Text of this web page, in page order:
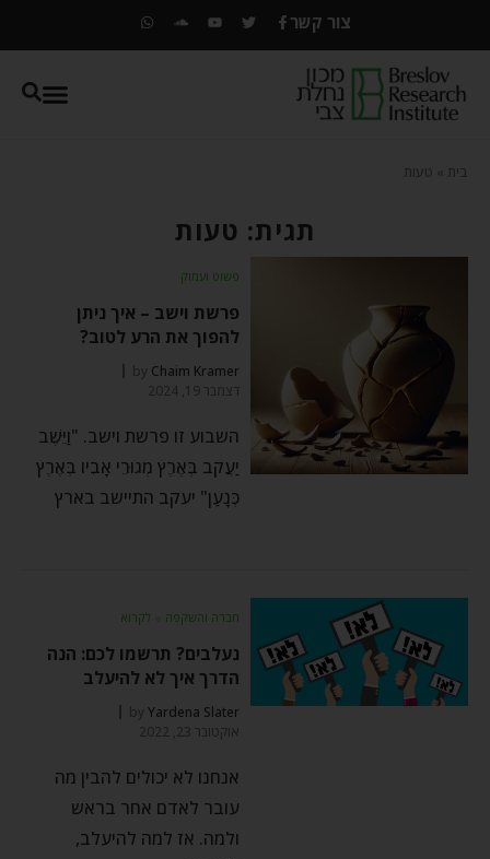
צור קשר
בית טעות
תגית: טעות
פשוט ועמוק
פרשת וישב – איך ניתן
להפוך את הרע לטוב?
by Chaim Kramer
דצמבר 19, 2024
השבוע זו פרשת וישב. "וַיֵּשֶׁב
יַעֲקֹב בְּאֶרֶץ מְגוּרֵי אָבִיו בְּאֶרֶץ
כְּנָעַן" יעקב התיישב בארץ
חברה והשקפה ⬦ לקרוא
נעלבים? תרשמו לכם: הנה
הדרך איך לא להיעלב
byYardena Slater
אוקטובר 23, 2022
אנחנו לא יכולים להבין מה
עובר לאדם אחר בראש
ולמה. אז למה להיעלב,